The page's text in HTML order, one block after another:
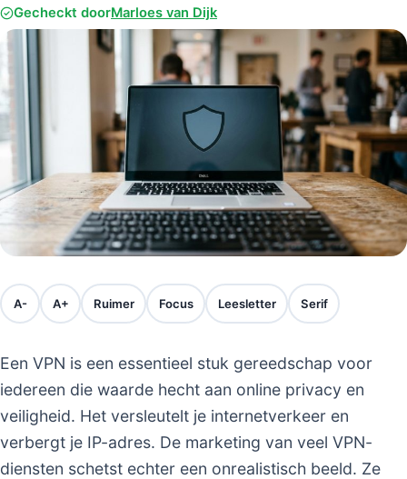
Gecheckt doorMarloes van Dijk
A- A+ Ruimer Focus Leesletter Serif
Een VPN is een essentieel stuk gereedschap voor
iedereen die waarde hecht aan online privacy en
veiligheid. Het versleutelt je internetverkeer en
verbergt je IP-adres. De marketing van veel VPN-
diensten schetst echter een onrealistisch beeld. Ze